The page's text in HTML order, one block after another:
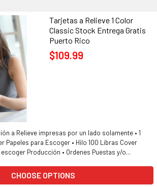
Tarjetas a Relieve 1 Color
Classic Stock Entrega Gratis
Puerto Rico
$109.99
a Relieve impresas por un lado solamente • 1
Papeles para Escoger • Hilo 100 Libras Cover
Producción • Ordenes Puestas y/o...
CHOOSE OPTIONS